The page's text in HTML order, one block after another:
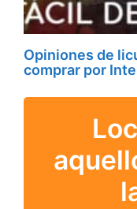
Opiniones de
comprar por